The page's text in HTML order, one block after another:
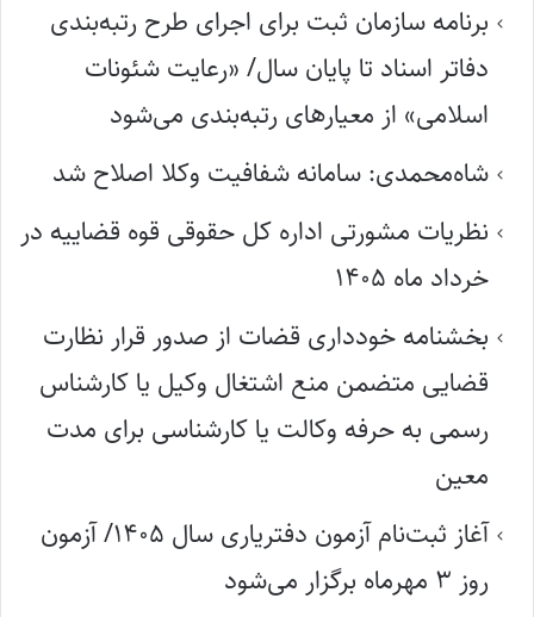
برنامه سازمان ثبت برای اجرای طرح رتبه‌بندی
دفاتر اسناد تا پایان سال/ «رعایت شئونات
اسلامی» از معیارهای رتبه‌بندی می‌شود
شاه‌محمدی: سامانه شفافیت وکلا اصلاح شد
نظریات مشورتی اداره کل حقوقی قوه قضاییه در
خرداد ماه ۱۴۰۵
بخشنامه خودداری قضات از صدور قرار نظارت
قضایی متضمن منع اشتغال وکیل یا کارشناس
رسمی به حرفه وکالت یا کارشناسی برای مدت
معین
آغاز ثبت‌نام آزمون دفتریاری سال ۱۴۰۵/ آزمون
روز ۳ مهرماه برگزار می‌شود